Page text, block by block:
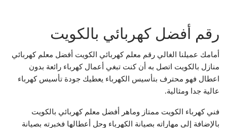
رقم أفضل كهربائي بالكويت
أمامك عميلنا الغالي رقم معلم كهربائي الكويت أفضل معلم كهربائي
منازل بالكويت اتصل به أن كنت تبغي أعمال كهرباء رائعة بدون
اعطال فهو محترف بتأسيس الكهرباء يعطيك جودة تأسيس كهرباء
عالية جدا ومثالية.
فني كهرباء الكويت ممتاز وماهر أفضل معلم كهربائي بالكويت
بالإضافة إلى مهاراته بصيانة الكهرباء وحل أعطالها فخبرته بصيانة